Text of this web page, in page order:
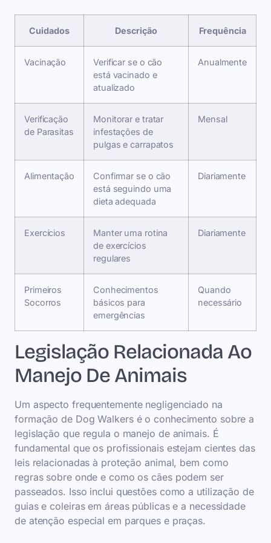
Cuidados Descrição Frequência
Vacinação
Verificar se o cão
está vacinado e
atualizado
Anualmente
Verificação
de Parasitas
Monitorar e tratar
infestações de
pulgas e carrapatos
Mensal
Alimentação
Confirmar se o cão
está seguindo uma
dieta adequada
Diariamente
Exercícios
Manter uma rotina
de exercícios
regulares
Diariamente
Primeiros
Socorros
Conhecimentos
básicos para
emergências
Quando
necessário
Legislação Relacionada Ao
Manejo De Animais
Um aspecto frequentemente negligenciado na
formação de Dog Walkers é o conhecimento sobre a
legislação que regula o manejo de animais. É
fundamental que os profissionais estejam cientes das
leis relacionadas à proteção animal, bem como
regras sobre onde e como os cães podem ser
passeados. Isso inclui questões como a utilização de
guias e coleiras em áreas públicas e a necessidade
de atenção especial em parques e praças.